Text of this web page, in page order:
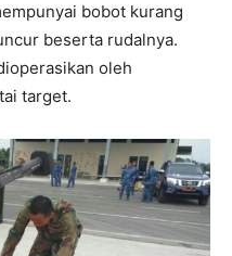
bobot kurang
beserta rudalnya.
oleh
target.